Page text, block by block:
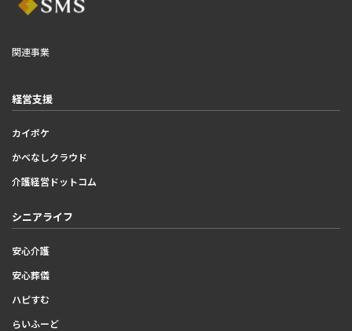
関連事業
経営支援
カイポケ
かべなしクラウド
介護経営ドットコム
シニアライフ
安心介護
安心葬儀
ハピすむ
らいふーど